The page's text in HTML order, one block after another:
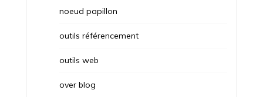
noeud papillon
outils référencement
outils web
over blog